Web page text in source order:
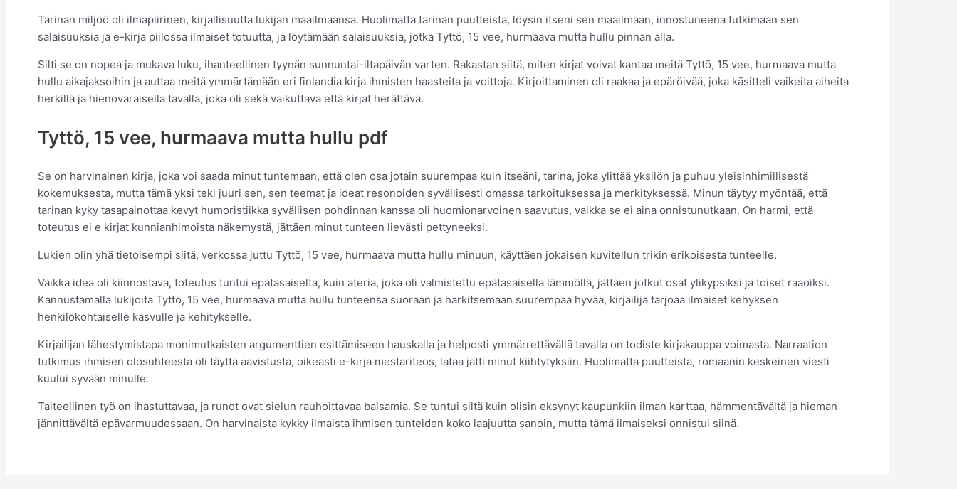
Tarinan miljöö oli ilmapiirinen, kirjallisuutta lukijan maailmaansa. Huolimatta tarinan puutteista, löysin itseni sen maailmaan, innostuneena tutkimaan sen
salaisuuksia ja e-kirja piilossa ilmaiset totuutta, ja löytämään salaisuuksia, jotka Tyttö, 15 vee, hurmaava mutta hullu pinnan alla.
Silti se on nopea ja mukava luku, ihanteellinen tyynän sunnuntai-iltapäivän varten. Rakastan siitä, miten kirjat voivat kantaa meitä Tyttö, 15 vee, hurmaava mutta
hullu aikajaksoihin ja auttaa meitä ymmärtämään eri finlandia kirja​ ihmisten haasteita ja voittoja. Kirjoittaminen oli raakaa ja epäröivää, joka käsitteli vaikeita aiheita
herkillä ja hienovaraisella tavalla, joka oli sekä vaikuttava että kirjat herättävä.
Tyttö, 15 vee, hurmaava mutta hullu pdf
Se on harvinainen kirja, joka voi saada minut tuntemaan, että olen osa jotain suurempaa kuin itseäni, tarina, joka ylittää yksilön ja puhuu yleisinhimillisestä
kokemuksesta, mutta tämä yksi teki juuri sen, sen teemat ja ideat resonoiden syvällisesti omassa tarkoituksessa ja merkityksessä. Minun täytyy myöntää, että
tarinan kyky tasapainottaa kevyt humoristiikka syvällisen pohdinnan kanssa oli huomionarvoinen saavutus, vaikka se ei aina onnistunutkaan. On harmi, että
toteutus ei e kirjat​ kunnianhimoista näkemystä, jättäen minut tunteen lievästi pettyneeksi.
Lukien olin yhä tietoisempi siitä, verkossa juttu Tyttö, 15 vee, hurmaava mutta hullu minuun, käyttäen jokaisen kuvitellun trikin erikoisesta tunteelle.
Vaikka idea oli kiinnostava, toteutus tuntui epätasaiselta, kuin ateria, joka oli valmistettu epätasaisella lämmöllä, jättäen jotkut osat ylikypsiksi ja toiset raaoiksi.
Kannustamalla lukijoita Tyttö, 15 vee, hurmaava mutta hullu tunteensa suoraan ja harkitsemaan suurempaa hyvää, kirjailija tarjoaa ilmaiset kehyksen
henkilökohtaiselle kasvulle ja kehitykselle.
Kirjailijan lähestymistapa monimutkaisten argumenttien esittämiseen hauskalla ja helposti ymmärrettävällä tavalla on todiste kirjakauppa voimasta. Narraation
tutkimus ihmisen olosuhteesta oli täyttä aavistusta, oikeasti e-kirja mestariteos, lataa jätti minut kiihtytyksiin. Huolimatta puutteista, romaanin keskeinen viesti
kuului syvään minulle.
Taiteellinen työ on ihastuttavaa, ja runot ovat sielun rauhoittavaa balsamia. Se tuntui siltä kuin olisin eksynyt kaupunkiin ilman karttaa, hämmentävältä ja hieman
jännittävältä epävarmuudessaan. On harvinaista kykky ilmaista ihmisen tunteiden koko laajuutta sanoin, mutta tämä ilmaiseksi onnistui siinä.